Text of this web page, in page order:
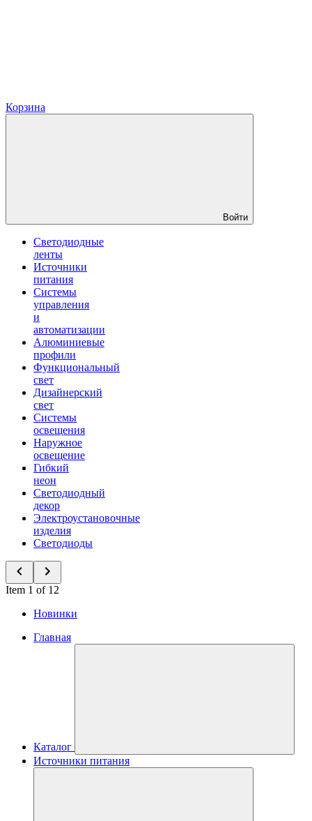
Корзина
Войти
Светодиодные
ленты
Источники
питания
Системы
управления
и
автоматизации
Алюминиевые
профили
Функциональный
свет
Дизайнерский
свет
Системы
освещения
Наружное
освещение
Гибкий
неон
Светодиодный
декор
Электроустановочные
изделия
Светодиоды
Item 1 of 12
Новинки
Главная
Каталог
Источники питания